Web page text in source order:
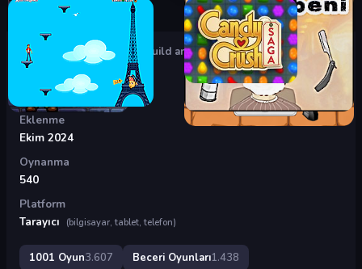
Oyunlar Beceri Oyunları Build and Run
Build and Run
Eklenme
Ekim 2024
Oynanma
540
Platform
Tarayıcı
(bilgisayar, tablet, telefon)
1001 Oyun3.607 Beceri Oyunları1.438